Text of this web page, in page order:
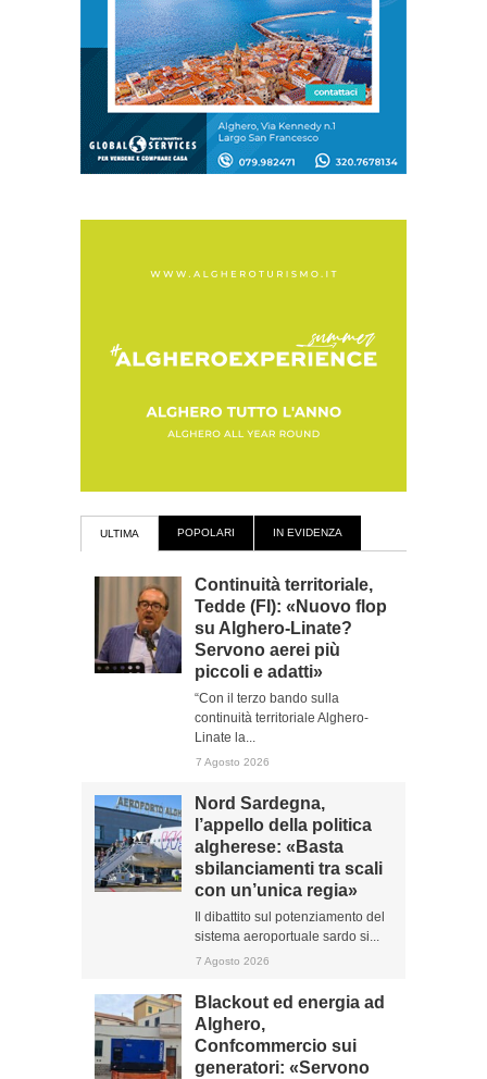
ULTIMA POPOLARI IN EVIDENZA
Continuità territoriale,
Tedde (FI): «Nuovo flop
su Alghero-Linate?
Servono aerei più
piccoli e adatti»
“Con il terzo bando sulla
continuità territoriale Alghero-
Linate la...
7 Agosto 2026
Nord Sardegna,
l’appello della politica
algherese: «Basta
sbilanciamenti tra scali
con un’unica regia»
Il dibattito sul potenziamento del
sistema aeroportuale sardo si...
7 Agosto 2026
Blackout ed energia ad
Alghero,
Confcommercio sui
generatori: «Servono